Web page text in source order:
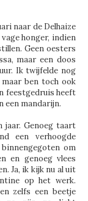
naar de Delhaize
honger, indien
Geen oesters
maar een doos
Ik twijfelde nog
ben toch ook
feestgedruis heeft
een mandarijn.
jaar. Genoeg taart
een verhoogde
om
en genoeg vlees
Ja, ik kijk nu al uit
op het werk.
zelfs een beetje